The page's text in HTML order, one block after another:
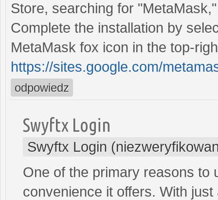
Store, searching for
Complete the installation by
MetaMask fox icon in the top-
https://sites.google.com/
odpowiedz
Swyftx Login
Swyftx Login
One of the primary reasons to
convenience it offers. With